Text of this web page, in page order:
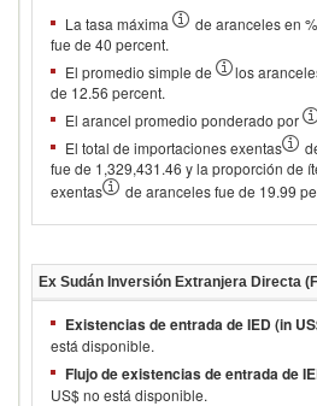
La tasa máxima
de aranceles en
fue de 40 percent.
El promedio simple de
los
de 12.56 percent.
El arancel promedio ponderado por
El total de importaciones exentas
fue de 1,329,431.46 y la proporción de
exentas
de aranceles fue de 19.99
Ex Sudán Inversión Extranjera Directa
Existencias de entrada de IED (in
está disponible.
Flujo de existencias de entrada de
US$ no está disponible.